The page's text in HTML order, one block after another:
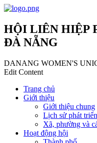
HỘI LIÊN HIỆP
ĐÀ NẴNG
DANANG WOMEN'S
Edit Content
Trang chủ
Giới thiệu
Giới thiệu chung
Lịch sử phát triển
Xã, phường và
Hoạt động hội